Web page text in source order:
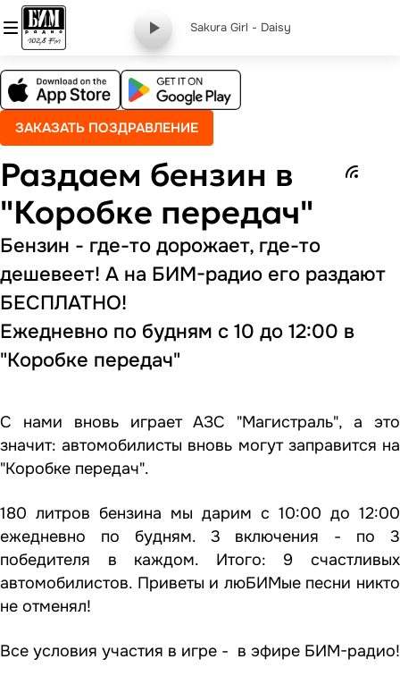
Sakura Girl - Daisy
ЗАКАЗАТЬ ПОЗДРАВЛЕНИЕ
Раздаем бензин в
"Коробке передач"
Бензин - где-то дорожает, где-то
дешевеет! А на БИМ-радио его раздают
БЕСПЛАТНО!
Ежедневно по будням с 10 до 12:00 в
"Коробке передач"
С нами вновь играет АЗС "Магистраль", а это
значит: автомобилисты вновь могут заправится на
"Коробке передач".
180 литров бензина мы дарим с 10:00 до 12:00
ежедневно по будням. 3 включения - по 3
победителя в каждом. Итого: 9 счастливых
автомобилистов. Приветы и люБИМые песни никто
не отменял!
Все условия участия в игре - в эфире БИМ-радио!